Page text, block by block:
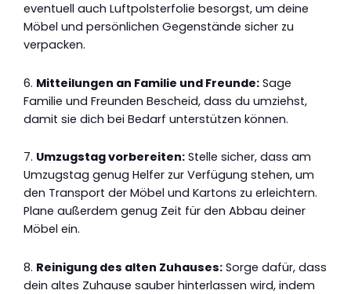
eventuell auch Luftpolsterfolie besorgst, um deine
Möbel und persönlichen Gegenstände sicher zu
verpacken.
6. Mitteilungen an Familie und Freunde: Sage
Familie und Freunden Bescheid, dass du umziehst,
damit sie dich bei Bedarf unterstützen können.
7. Umzugstag vorbereiten: Stelle sicher, dass am
Umzugstag genug Helfer zur Verfügung stehen, um
den Transport der Möbel und Kartons zu erleichtern.
Plane außerdem genug Zeit für den Abbau deiner
Möbel ein.
8. Reinigung des alten Zuhauses: Sorge dafür, dass
dein altes Zuhause sauber hinterlassen wird, indem